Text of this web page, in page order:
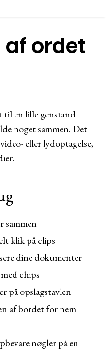
ordet
til en lille genstand
noget sammen. Det
eller lydoptagelse,
sammen
klik på clips
dine dokumenter
chips
på opslagstavlen
af bordet for nem
nøgler på en